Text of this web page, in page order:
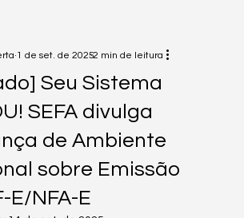
Seu Sistema
SEFA divulga
de Ambiente
sobre Emissão
E/NFA-E
1 de set. de 20252 min de leitura